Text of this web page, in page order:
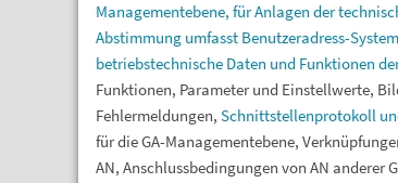
Managementebene, fürAnlagen der
Abstimmung umfasst Benutzeradress-
betriebstechnische Daten und Funktionen
Funktionen, Parameterund Einstellwerte,
Fehlermeldungen, Schnittstellenprotokoll
fürdieGA-Managementebene,
AN, Anschlussbedingungen von AN anderer